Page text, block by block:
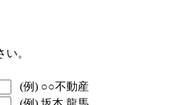
。
(例) ○○不動産